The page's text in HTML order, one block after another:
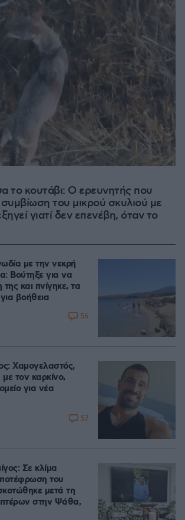
το κουτάβι: Ο ερευνητής που
του μικρού σκυλιού με
γιατί δεν επενέβη, όταν το
με την νεκρή
Βούτηξε για να
και πνίγηκε, τα
βοήθεια
56
Χαμογελαστός,
με τον καρκίνο,
για νέα
57
Σε κλίμα
του
μετά τη
στην Ψάθα,